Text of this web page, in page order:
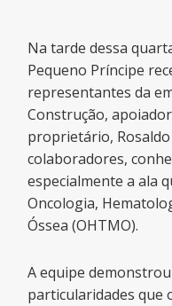
Na tarde dessa
Pequeno Príncipe
representantes da
Construção,
proprietário,
colaboradores,
especialmente a ala
Oncologia,
Óssea (OHTMO).
A equipe
particularidades que